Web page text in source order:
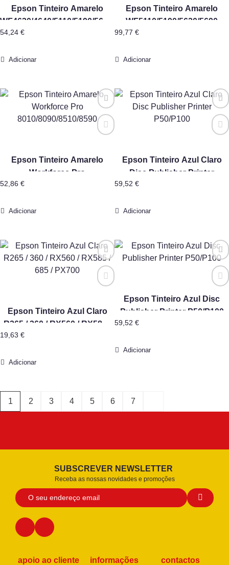
Epson Tinteiro Amarelo
WF4630/4640/5110/5190/5620/5690
54,24 €
Adicionar
Epson Tinteiro Amarelo
WF5110/5190/5620/5690
Capacidade Extra
99,77 €
Adicionar
Epson Tinteiro Amarelo
Workforce Pro
8010/8090/8510/8590
52,86 €
Adicionar
Epson Tinteiro Azul Claro
Disc Publisher Printer
59,52 €
Adicionar
Epson Tinteiro Azul Claro
R265 / 360 / RX560 / RX585 /
19,63 €
Adicionar
Epson Tinteiro Azul Disc
Publisher Printer P50/P100
59,52 €
Adicionar
1 2 3 4 5 6 7
SUBSCREVER NEWSLETTER
Receba as nossas novidades e promoções
apoio ao cliente informações contactos